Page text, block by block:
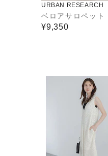
URBAN RESEARCH
ベロアサロペット
¥9,350